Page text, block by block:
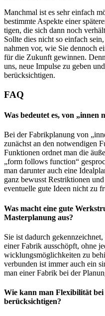
Manch­mal ist es sehr ein­fach
bestimm­te Aspek­te einer
ti­gen, die sich dann noch
Soll­te dies nicht so ein­fach
nah­men vor, wie Sie den­noch
für die Zukunft gewin­nen.
uns, neue Impul­se zu geben
berücksichtigen.
FAQ
Was bedeutet es, von „innen
Bei der Fabrik­pla­nung von
zunächst an den not­wen­di­gen
Funk­tio­nen ord­net man die
„form fol­lows func­tion“
man dar­un­ter auch eine
ganz bewusst Restrik­tio­nen
even­tu­el­le gute Ideen nicht zu
Was macht eine gute
Masterplanung aus?
Sie ist dadurch
einer Fabrik aus­schöpft, ohne
wick­lungs­mög­lich­kei­ten zu
ver­bun­den ist immer auch ein
man einer Fabrik bei der
Wie kann man Flexibilität
berücksichtigen?